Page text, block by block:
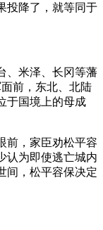
投降了，就等同于
、米泽、长冈等藩
前，东北、北陆
于国境上的母成
前，家臣劝松平容
认为即使逃亡城内
间，松平容保决定